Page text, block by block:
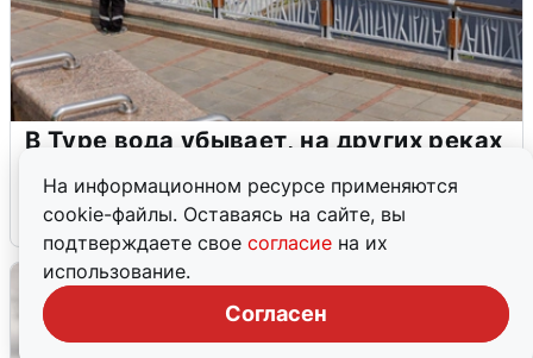
На информационном ресурсе применяются
cookie-файлы. Оставаясь на сайте, вы
подтверждаете свое согласие на их
использование.
Согласен
В Туре вода убывает, на других реках
4 августа 0